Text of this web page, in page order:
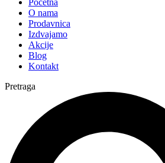
Početna
O nama
Prodavnica
Izdvajamo
Akcije
Blog
Kontakt
Pretraga